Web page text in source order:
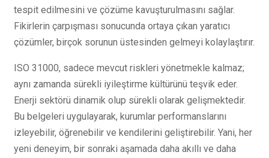
tespit edilmesini ve çözüme kavuşturulmasını sağlar.
Fikirlerin çarpışması sonucunda ortaya çıkan yaratıcı
çözümler, birçok sorunun üstesinden gelmeyi kolaylaştırır.
ISO 31000, sadece mevcut riskleri yönetmekle kalmaz;
aynı zamanda sürekli iyileştirme kültürünü teşvik eder.
Enerji sektörü dinamik olup sürekli olarak gelişmektedir.
Bu belgeleri uygulayarak, kurumlar performanslarını
izleyebilir, öğrenebilir ve kendilerini geliştirebilir. Yani, her
yeni deneyim, bir sonraki aşamada daha akıllı ve daha